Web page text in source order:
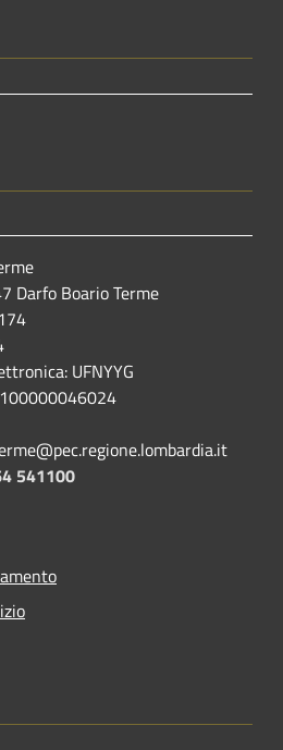
Darfo Boario Terme
UFNYYG
541100